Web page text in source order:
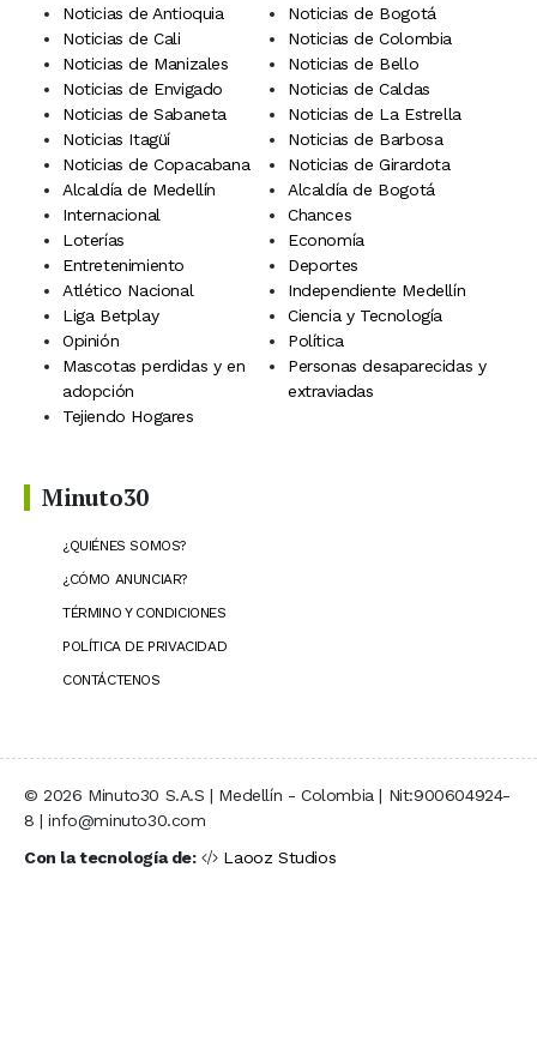
Noticias de Antioquia
Noticias de Bogotá
Noticias de Cali
Noticias de Colombia
Noticias de Manizales
Noticias de Bello
Noticias de Envigado
Noticias de Caldas
Noticias de Sabaneta
Noticias de La Estrella
Noticias Itagüí
Noticias de Barbosa
Noticias de Copacabana
Noticias de Girardota
Alcaldía de Medellín
Alcaldía de Bogotá
Internacional
Chances
Loterías
Economía
Entretenimiento
Deportes
Atlético Nacional
Independiente Medellín
Liga Betplay
Ciencia y Tecnología
Opinión
Política
Mascotas perdidas y en
adopción
Personas desaparecidas y
extraviadas
Tejiendo Hogares
Minuto30
¿QUIÉNES SOMOS?
¿CÓMO ANUNCIAR?
TÉRMINO Y CONDICIONES
POLÍTICA DE PRIVACIDAD
CONTÁCTENOS
© 2026 Minuto30 S.A.S | Medellín - Colombia | Nit:900604924-
8 | info@minuto30.com
Con la tecnología de:
Laooz Studios